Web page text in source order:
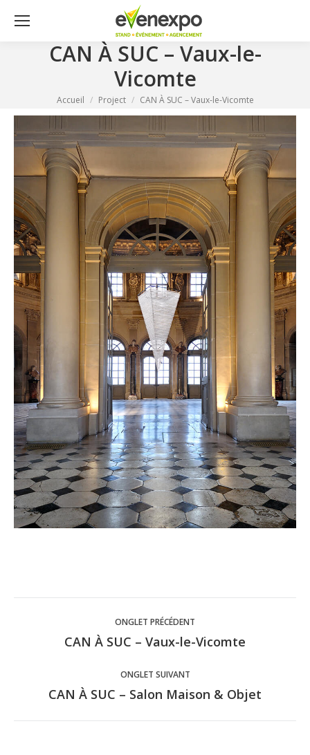
CAN À SUC – Vaux-le-
Vicomte
Vous êtes ici :
Accueil Project CAN À SUC – Vaux-le-Vicomte
Navigation
commentaire
ONGLET PRÉCÉDENT
Onglet
CAN À SUC – Vaux-le-Vicomte
ONGLET SUIVANT
Projets
CAN À SUC – Salon Maison & Objet